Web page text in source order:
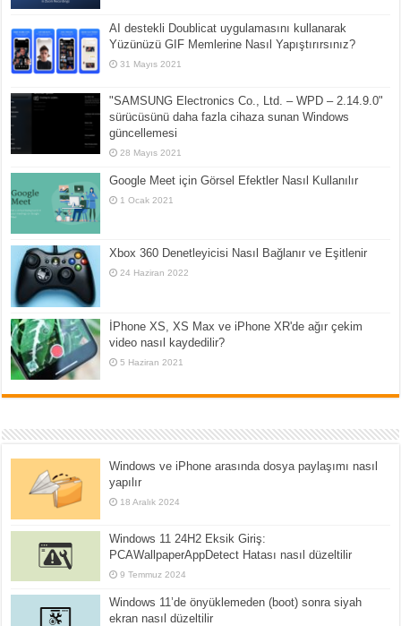
AI destekli Doublicat uygulamasını kullanarak
Yüzünüzü GIF Memlerine Nasıl Yapıştırırsınız?
31 Mayıs 2021
"SAMSUNG Electronics Co., Ltd. – WPD – 2.14.9.0"
sürücüsünü daha fazla cihaza sunan Windows
güncellemesi
28 Mayıs 2021
Google Meet için Görsel Efektler Nasıl Kullanılır
1 Ocak 2021
Xbox 360 Denetleyicisi Nasıl Bağlanır ve Eşitlenir
24 Haziran 2022
İPhone XS, XS Max ve iPhone XR'de ağır çekim
video nasıl kaydedilir?
5 Haziran 2021
Windows ve iPhone arasında dosya paylaşımı nasıl
yapılır
18 Aralık 2024
Windows 11 24H2 Eksik Giriş:
PCAWallpaperAppDetect Hatası nasıl düzeltilir
9 Temmuz 2024
Windows 11’de önyüklemeden (boot) sonra siyah
ekran nasıl düzeltilir